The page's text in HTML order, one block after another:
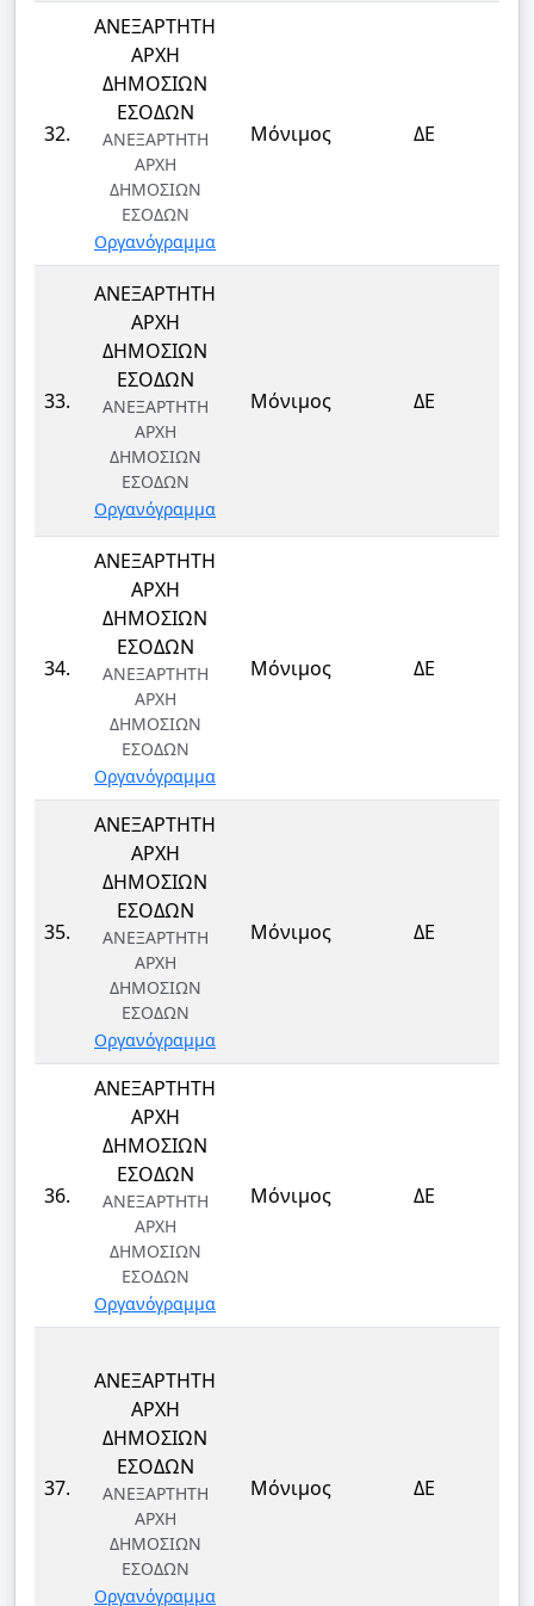
32.
ΑΝΕΞΑΡΤΗΤΗ
ΑΡΧΗ
ΔΗΜΟΣΙΩΝ
ΕΣΟΔΩΝ
ΑΝΕΞΑΡΤΗΤΗ
ΑΡΧΗ
ΔΗΜΟΣΙΩΝ
ΕΣΟΔΩΝ
Οργανόγραμμα
Μόνιμος ΔΕ
33.
ΑΝΕΞΑΡΤΗΤΗ
ΑΡΧΗ
ΔΗΜΟΣΙΩΝ
ΕΣΟΔΩΝ
ΑΝΕΞΑΡΤΗΤΗ
ΑΡΧΗ
ΔΗΜΟΣΙΩΝ
ΕΣΟΔΩΝ
Οργανόγραμμα
Μόνιμος ΔΕ
34.
ΑΝΕΞΑΡΤΗΤΗ
ΑΡΧΗ
ΔΗΜΟΣΙΩΝ
ΕΣΟΔΩΝ
ΑΝΕΞΑΡΤΗΤΗ
ΑΡΧΗ
ΔΗΜΟΣΙΩΝ
ΕΣΟΔΩΝ
Οργανόγραμμα
Μόνιμος ΔΕ
35.
ΑΝΕΞΑΡΤΗΤΗ
ΑΡΧΗ
ΔΗΜΟΣΙΩΝ
ΕΣΟΔΩΝ
ΑΝΕΞΑΡΤΗΤΗ
ΑΡΧΗ
ΔΗΜΟΣΙΩΝ
ΕΣΟΔΩΝ
Οργανόγραμμα
Μόνιμος ΔΕ
36.
ΑΝΕΞΑΡΤΗΤΗ
ΑΡΧΗ
ΔΗΜΟΣΙΩΝ
ΕΣΟΔΩΝ
ΑΝΕΞΑΡΤΗΤΗ
ΑΡΧΗ
ΔΗΜΟΣΙΩΝ
ΕΣΟΔΩΝ
Οργανόγραμμα
Μόνιμος ΔΕ
37.
ΑΝΕΞΑΡΤΗΤΗ
ΑΡΧΗ
ΔΗΜΟΣΙΩΝ
ΕΣΟΔΩΝ
ΑΝΕΞΑΡΤΗΤΗ
ΑΡΧΗ
ΔΗΜΟΣΙΩΝ
ΕΣΟΔΩΝ
Οργανόγραμμα
Μόνιμος ΔΕ